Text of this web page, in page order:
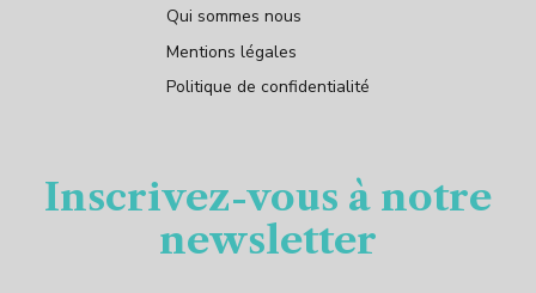
Qui sommes nous
Mentions légales
Politique de confidentialité
Inscrivez-vous à notre
newsletter